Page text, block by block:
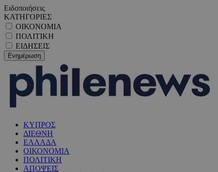
Ειδοποιήσεις
ΚΑΤΗΓΟΡΙΕΣ
ΟΙΚΟΝΟΜΙΑ
ΠΟΛΙΤΙΚΗ
ΕΙΔΗΣΕΙΣ
ΚΥΠΡΟΣ
ΔΙΕΘΝΗ
ΕΛΛΑΔΑ
ΟΙΚΟΝΟΜΙΑ
ΠΟΛΙΤΙΚΗ
ΑΠΟΨΕΙΣ